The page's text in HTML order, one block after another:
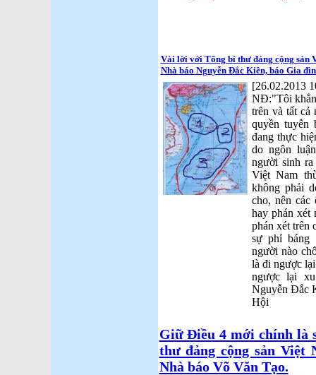
Vài lời với Tổng bí thư đảng cộng sản
Nhà báo Nguyễn Đắc Kiên, báo Gia
[26.02.2013
NĐ:"Tôi
trên và tất cả
quyền tuyên
đang thực
do ngôn
người sinh
Việt Nam
không phải
cho, nên các
hay phán xét
phán xét trên
sự phỉ báng
người nào
là đi ngược
ngược lại
Nguyễn Đắc
Hội
Giữ Điều 4 mới chính là
thư đảng cộng sản Việt
Nhà báo Võ Văn Tạo.